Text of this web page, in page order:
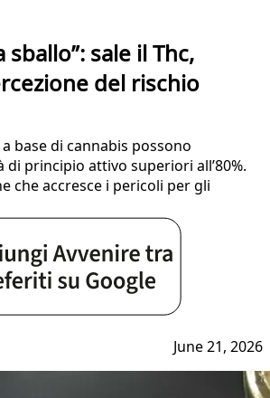
sballo”: sale il Thc,
del rischio
base di cannabis possono
principio attivo superiori all’80%.
che accresce i pericoli per gli
June 21, 2026